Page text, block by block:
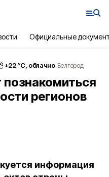
Официальные
+22°С, облачно Белгород
регионов
информация